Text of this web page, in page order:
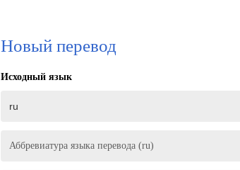
Новый перевод
Исходный язык
Аббревиатура языка перевода (ru)